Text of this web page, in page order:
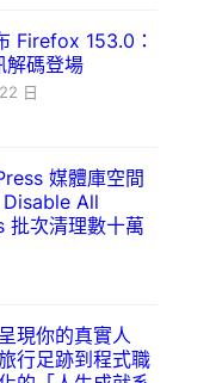
Firefox 153.0：
解碼登場
日
媒體庫空間
All
批次清理數十萬
現你的真實人
行足跡到程式職